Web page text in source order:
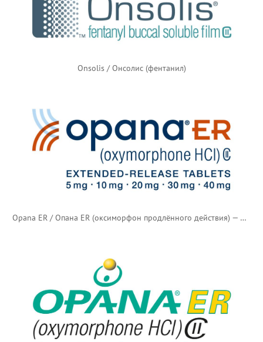
Onsolis / Онсолис (фентанил)
Opana ER / Опана ER (оксиморфон продлённого действия) — новый логотип